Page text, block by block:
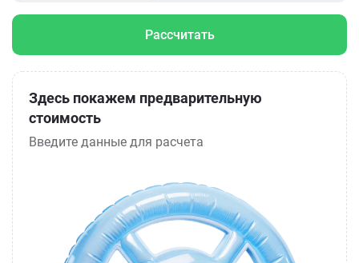
Рассчитать
Здесь покажем предварительную
стоимость
Введите данные для расчета